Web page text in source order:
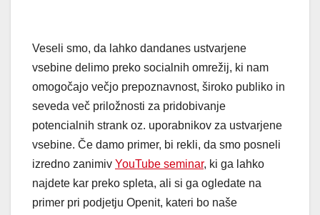
Veseli smo, da lahko dandanes ustvarjene
vsebine delimo preko socialnih omrežij, ki nam
omogočajo večjo prepoznavnost, široko publiko in
seveda več priložnosti za pridobivanje
potencialnih strank oz. uporabnikov za ustvarjene
vsebine. Če damo primer, bi rekli, da smo posneli
izredno zanimiv YouTube seminar, ki ga lahko
najdete kar preko spleta, ali si ga ogledate na
primer pri podjetju Openit, kateri bo naše